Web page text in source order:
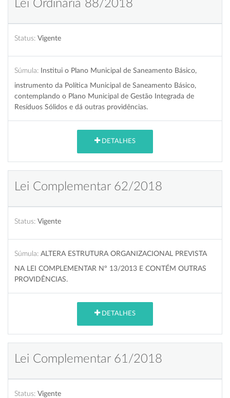
Lei Ordinária 88/2018
Status: Vigente
Súmula: Institui o Plano Municipal de Saneamento Básico,
instrumento da Política Municipal de Saneamento Básico,
contemplando o Plano Municipal de Gestão Integrada de
Resíduos Sólidos e dá outras providências.
DETALHES
Lei Complementar 62/2018
Status: Vigente
Súmula: ALTERA ESTRUTURA ORGANIZACIONAL PREVISTA
NA LEI COMPLEMENTAR Nº 13/2013 E CONTÉM OUTRAS
PROVIDÊNCIAS.
DETALHES
Lei Complementar 61/2018
Status: Vigente